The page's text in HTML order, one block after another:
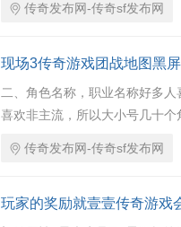
传奇发布网-传奇sf发布网
现场3传奇游戏团战地图黑
二、角色名称，职业名称好多
喜欢非主流，所以大小号几十
传奇发布网-传奇sf发布网
玩家的奖励就壹壹传奇游戏